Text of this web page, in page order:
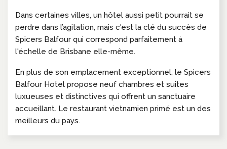
Dans certaines villes, un hôtel aussi petit pourrait se
perdre dans l’agitation, mais c'est la clé du succès de
Spicers Balfour qui correspond parfaitement à
l'échelle de Brisbane elle-même.
En plus de son emplacement exceptionnel, le Spicers
Balfour Hotel propose neuf chambres et suites
luxueuses et distinctives qui offrent un sanctuaire
accueillant. Le restaurant vietnamien primé est un des
meilleurs du pays.